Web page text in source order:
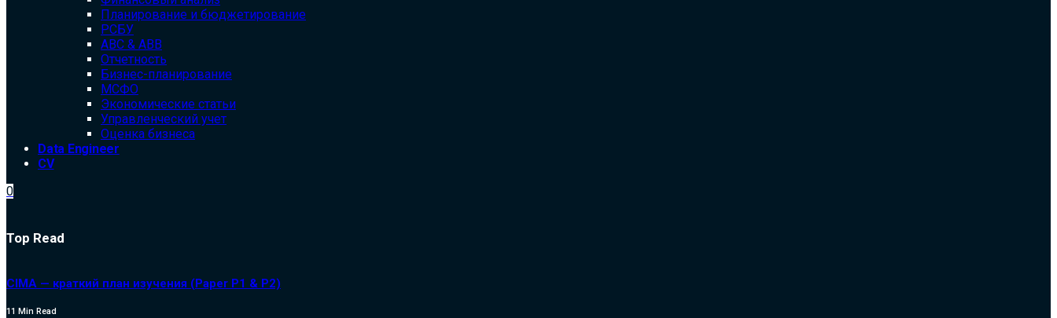
Планирование и бюджетирование
РСБУ
ABC & ABB
Отчетность
Бизнес-планирование
МСФО
Экономические статьи
Управленческий учет
Оценка бизнеса
Data Engineer
CV
0
Top Read
CIMA — краткий план изучения (Paper P1 & P2)
11 Min Read